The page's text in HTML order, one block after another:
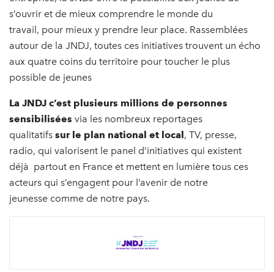
s’ouvrir et de mieux comprendre le monde du
travail, pour mieux y prendre leur place. Rassemblées
autour de la JNDJ, toutes ces initiatives trouvent un écho
aux quatre coins du territoire pour toucher le plus
possible de jeunes
La JNDJ c’est plusieurs millions de personnes
sensibilisées via les nombreux reportages
qualitatifs sur le plan national et local, TV, presse,
radio, qui valorisent le panel d’initiatives qui existent
déjà partout en France et mettent en lumière tous ces
acteurs qui s’engagent pour l’avenir de notre
jeunesse comme de notre pays.